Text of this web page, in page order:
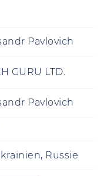
Pavlovich
GURU LTD.
Pavlovich
Russie